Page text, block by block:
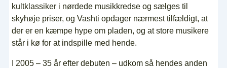
kultklassiker i nørdede musikkredse og sælges til
skyhøje priser, og Vashti opdager nærmest tilfældigt, at
der er en kæmpe hype om pladen, og at store musikere
står i kø for at indspille med hende.
I 2005 – 35 år efter debuten – udkom så hendes anden